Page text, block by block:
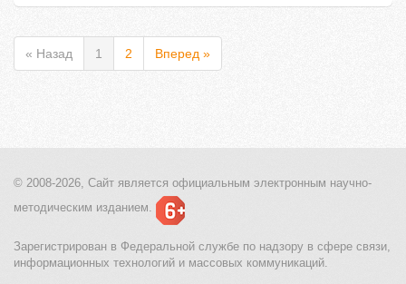
« Назад 1 2 Вперед »
© 2008-2026, Сайт является официальным электронным научно-
методическим изданием.
Зарегистрирован в Федеральной службе по надзору в сфере связи,
информационных технологий и массовых коммуникаций.